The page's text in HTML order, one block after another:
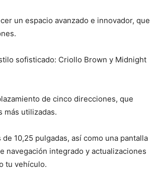
un espacio avanzado e innovador, que
sofisticado: Criollo Brown y Midnight
de cinco direcciones, que
más utilizadas.
10,25 pulgadas, así como una pantalla
navegación integrado y actualizaciones
tu vehículo.